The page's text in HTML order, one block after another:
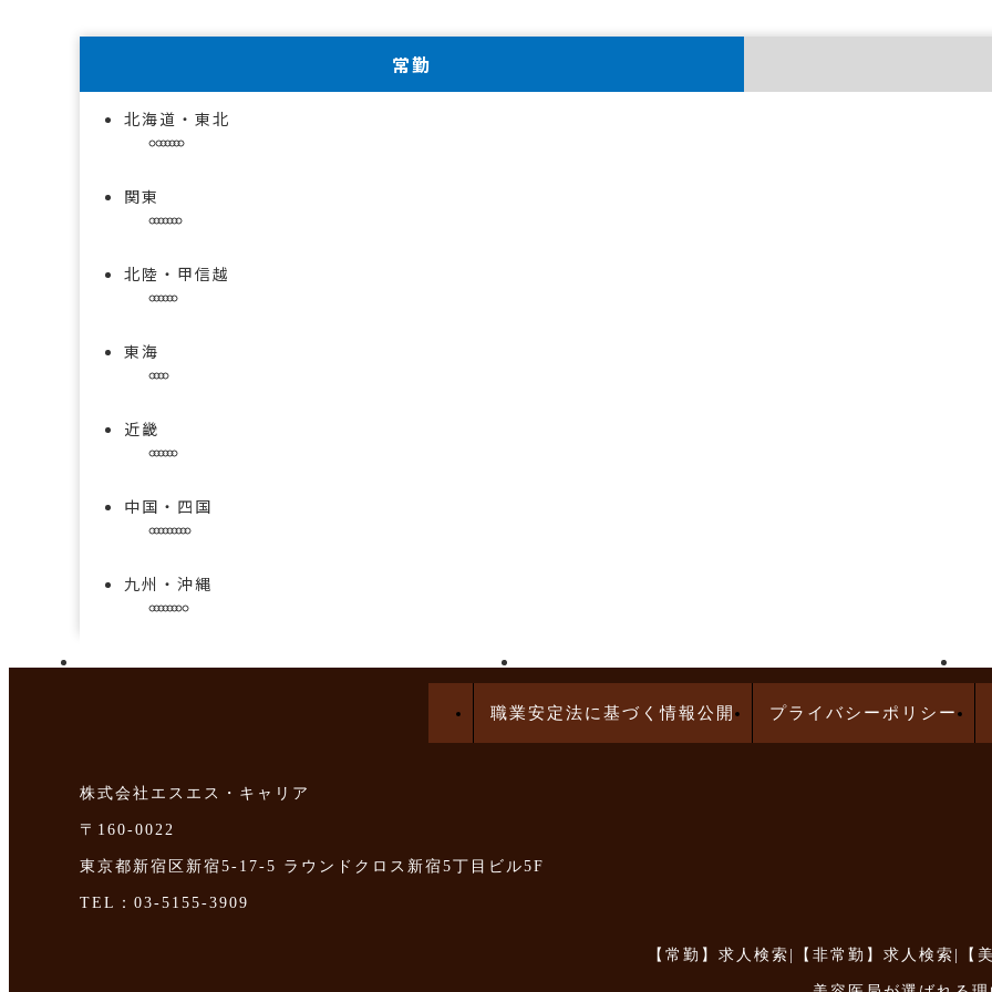
常勤
北海道・東北
関東
北陸・甲信越
東海
近畿
中国・四国
九州・沖縄
職業安定法に基づく情報公開 プライバシーポリシー
株式会社エスエス・キャリア
〒160-0022
東京都新宿区新宿5-17-5 ラウンドクロス新宿5丁目ビル5F
TEL：03-5155-3909
【常勤】求人検索 【非常勤】求人検索 【